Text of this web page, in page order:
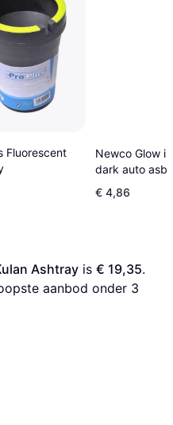
Fluorescent
Newco Glow
dark auto
cm
€ 4,86
Ashtray is € 19,35.
aanbod onder 3